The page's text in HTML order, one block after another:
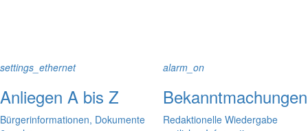
settings_ethernet
Anliegen A bis Z
Bürgerinformationen, Dokumente
alarm_on
Bekanntmachungen
Redaktionelle Wiedergabe